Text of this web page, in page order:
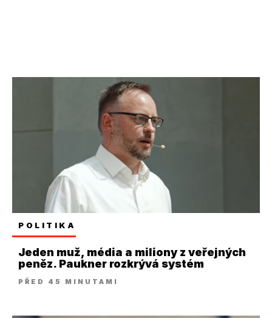
POLITIKA
Jeden muž, média a miliony z veřejných
peněz. Paukner rozkrývá systém
PŘED 45 MINUTAMI